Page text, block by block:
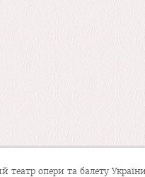
опери та балету